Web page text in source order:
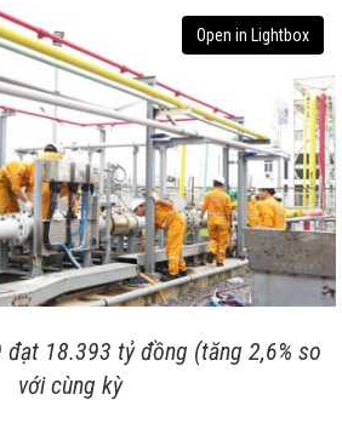
Open in Lightbox
18.393 tỷ đồng (tăng 2,6% so
với cùng kỳ